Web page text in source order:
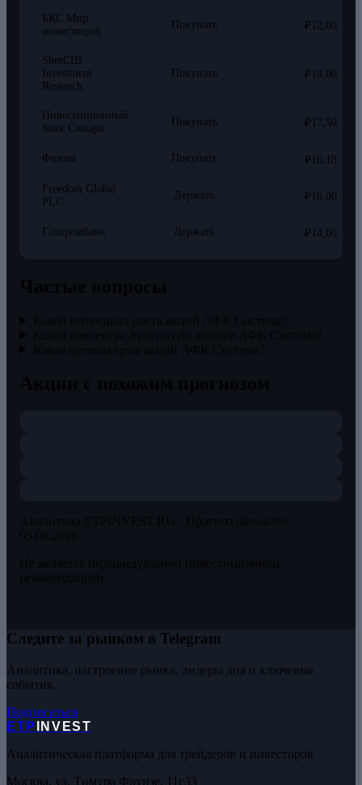
БКС Мир
инвестиций
Покупать ₽12,00
SberCIB
Investment
Research
Покупать ₽14,00
Инвестиционный
банк Синара
Покупать ₽17,50
Финам Покупать ₽16,18
Freedom Global
PLC
Держать ₽16,00
Газпромбанк Держать ₽14,00
Следите за рынком в Telegram
Аналитика, настроение рынка, лидеры дня и ключевые
события.
Подписаться
ETP
INVEST
Аналитическая платформа для трейдеров и инвесторов
Москва, ул. Тимура Фрунзе, 11с33